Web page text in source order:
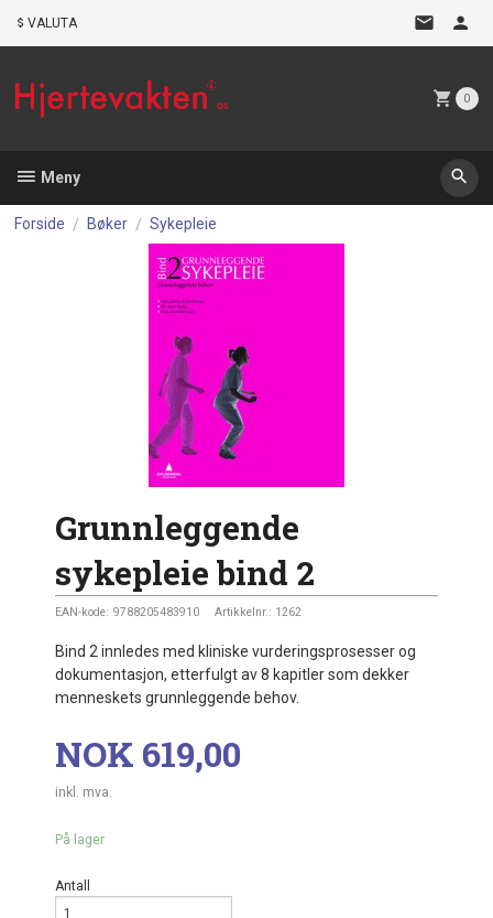
VALUTA
0
Meny
Forside Bøker Sykepleie
Grunnleggende
sykepleie bind 2
EAN-kode: 9788205483910 Artikkelnr.: 1262
Bind 2 innledes med kliniske vurderingsprosesser og
dokumentasjon, etterfulgt av 8 kapitler som dekker
menneskets grunnleggende behov.
Pris
NOK 619,00
inkl. mva.
På lager
Antall